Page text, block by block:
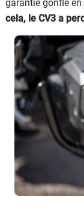
garantie gonfle
cela, le CV3 a